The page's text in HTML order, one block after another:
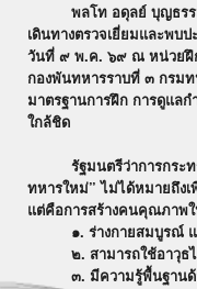
พลโท อดุลย์ บุญธรรมเ
เดินทางตรวจเยี่ยมและพบ
วันที่ ๙ พ.ค. ๖๙ ณ หน่วย
กองพันทหารราบที่ ๓ กรม
มาตรฐานการฝึก การดูแล
ใกล้ชิด
รัฐมนตรีว่าการกระทร
ทหารใหม่” ไม่ได้หมายถึงเ
แต่คือการสร้างคนคุณภาพ
๑. ร่างกายสมบูรณ์ แข็
๒. สามารถใช้อาวุธได้
๓. มีความรู้พื้นฐานด้าน